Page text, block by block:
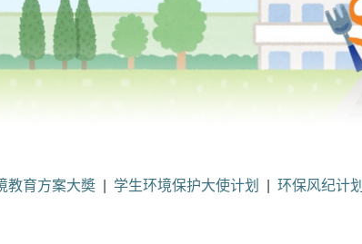
教育方案大奬 学生环境保护大使计划 环保风纪计划